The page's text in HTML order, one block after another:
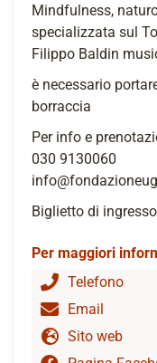
Mindfulness,
specializzata sul
Filippo Baldin
è necessario
borraccia
Per info e
030 9130060
Biglietto di
Per maggiori
Telefono
Email
Sito web